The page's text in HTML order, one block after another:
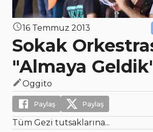
16 Temmuz 2013
Sokak
"Almaya
Oggito
Paylaş Paylaş
Tüm Gezi tutsaklarına...